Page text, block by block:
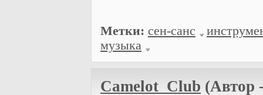
Метки: сен-санс
музыка
Camelot_Club (Автор